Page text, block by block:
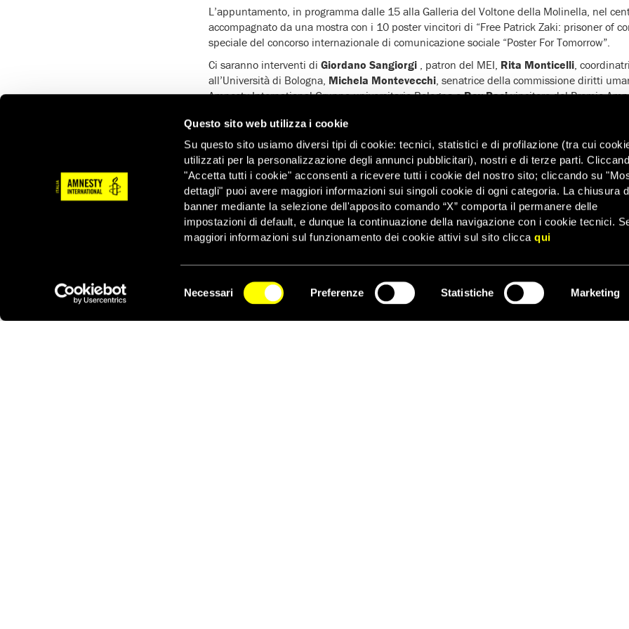
Questo sito web utilizza i cookie
Su questo sito usiamo diversi tipi di cookie: tecnici, statistici e di profilazione (tra cui
utilizzati per la personalizzazione degli annunci pubblicitari), nostri e di terze parti.
"Accetta tutti i cookie" acconsenti a ricevere tutti i cookie del nostro sito; cliccando su
dettagli" puoi avere maggiori informazioni sui singoli cookie di ogni categoria. La chiusura
banner mediante la selezione dell'apposito comando “X” comporta il permanere delle
impostazioni di default, e dunque la continuazione della navigazione con i cookie tecnici.
maggiori informazioni sul funzionamento dei cookie attivi sul sito cliccaqui
del
Necessari Preferenze Statistiche Marketing
L’appuntamento, in programma dalle 15 alla Galleria del Voltone della Molinella, nel
accompagnato da una mostra con i 10 poster vincitori di “Free Patrick Zaki: prisoner of
speciale del concorso internazionale di comunicazione sociale “Poster For Tomorrow”.
Ci saranno interventi di Giordano Sangiorgi , patron del MEI, Rita Monticelli ,
all’Università di Bologna, Michela Montevecchi , senatrice della commissione diritti
Amnesty International Gruppo universitario Bologna eRoy Pacivincitore del Premio
video report del festival “Voci per la Libertà – Una canzone per Amnesty 2021”, dedicato
Andrea Artax Artosi.
In serata, Blindur si esibirà in Piazza Nenni in qualità di vincitore del Premio Amnesty
sezione emergenti, a Voci per la Libertà 2021.
Dicono i promotori:“È il momento di farci sentire compatti e più determinati che mai.
tornare ai suoi studi a Bologna. Patrick Zaki è un prigioniero di coscienza, detenuto
tutti i prigionieri di coscienza che sono stati rapiti, torturati, scomparsi e detenuti
giovani donne e uomini che viaggiano per il mondo per studiare, ricercare, condividere
migliore.”
Gli artisti coinvolti
NEWSLETTER ISCRIVITI